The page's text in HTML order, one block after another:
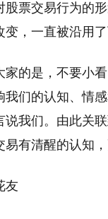
股票交易行为的
，一直被沿用了
家的是，不要小
我们的认知、情
我们。由此关
有清醒的认知
友